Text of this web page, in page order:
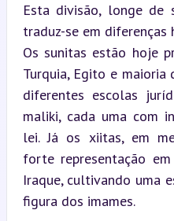
Esta divisão, longe de
traduz-se em
Os sunitas estão hoje
Turquia, Egito e maioria
diferentes escolas
maliki, cada uma com
lei. Já os xiitas, em
forte representação
Iraque, cultivando uma
figura dos imames.